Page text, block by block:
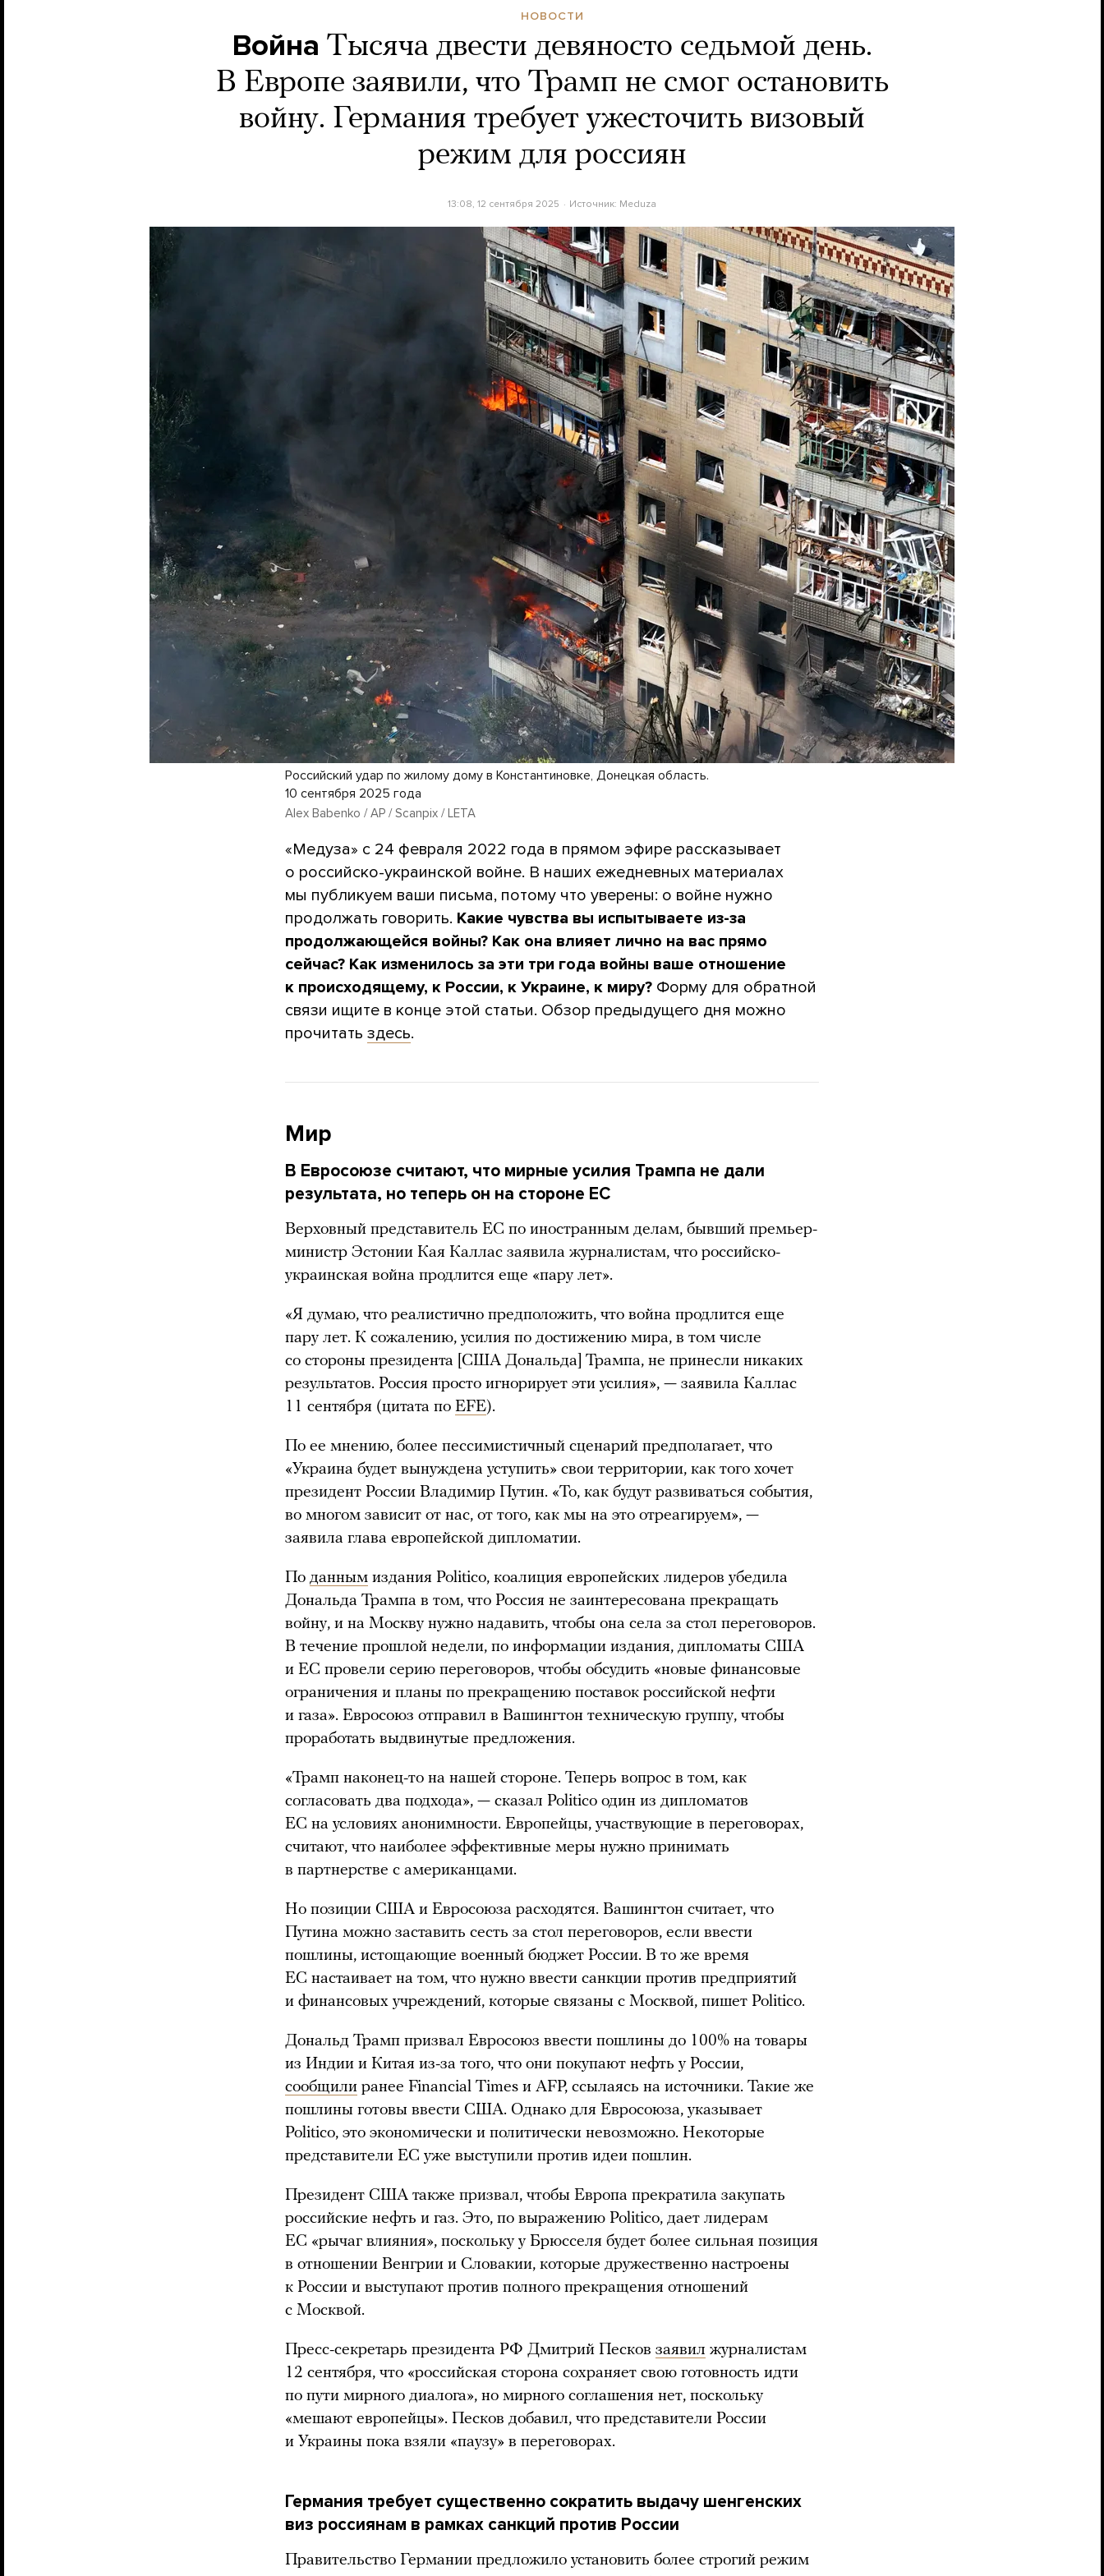
НОВОСТИ
Война Тысяча двести девяносто седьмой день.
В Европе заявили, что Трамп не смог остановить
войну. Германия требует ужесточить визовый
режим для россиян
13:08, 12 сентября 2025 Источник: Meduza
Российский удар по жилому дому в Константиновке, Донецкая область.
10 сентября 2025 года
Alex Babenko / AP / Scanpix / LETA
«Медуза» с 24 февраля 2022 года в прямом эфире рассказывает
о российско-украинской войне. В наших ежедневных материалах
мы публикуем ваши письма, потому что уверены: о войне нужно
продолжать говорить. Какие чувства вы испытываете из-за
продолжающейся войны? Как она влияет лично на вас прямо
сейчас? Как изменилось за эти три года войны ваше отношение
к происходящему, к России, к Украине, к миру? Форму для обратной
связи ищите в конце этой статьи. Обзор предыдущего дня можно
прочитать здесь.
Мир
В Евросоюзе считают, что мирные усилия Трампа не дали
результата, но теперь он на стороне ЕС
Верховный представитель ЕС по иностранным делам, бывший премьер-
министр Эстонии Кая Каллас заявила журналистам, что российско-
украинская война продлится еще «пару лет».
«Я думаю, что реалистично предположить, что война продлится еще
пару лет. К сожалению, усилия по достижению мира, в том числе
со стороны президента [США Дональда] Трампа, не принесли никаких
результатов. Россия просто игнорирует эти усилия», — заявила Каллас
11 сентября (цитата по EFE).
По ее мнению, более пессимистичный сценарий предполагает, что
«Украина будет вынуждена уступить» свои территории, как того хочет
президент России Владимир Путин. «То, как будут развиваться события,
во многом зависит от нас, от того, как мы на это отреагируем», —
заявила глава европейской дипломатии.
По данным издания Politico, коалиция европейских лидеров убедила
Дональда Трампа в том, что Россия не заинтересована прекращать
войну, и на Москву нужно надавить, чтобы она села за стол переговоров.
В течение прошлой недели, по информации издания, дипломаты США
и ЕС провели серию переговоров, чтобы обсудить «новые финансовые
ограничения и планы по прекращению поставок российской нефти
и газа». Евросоюз отправил в Вашингтон техническую группу, чтобы
проработать выдвинутые предложения.
«Трамп наконец-то на нашей стороне. Теперь вопрос в том, как
согласовать два подхода», — сказал Politico один из дипломатов
ЕС на условиях анонимности. Европейцы, участвующие в переговорах,
считают, что наиболее эффективные меры нужно принимать
в партнерстве с американцами.
Но позиции США и Евросоюза расходятся. Вашингтон считает, что
Путина можно заставить сесть за стол переговоров, если ввести
пошлины, истощающие военный бюджет России. В то же время
ЕС настаивает на том, что нужно ввести санкции против предприятий
и финансовых учреждений, которые связаны с Москвой, пишет Politico.
Дональд Трамп призвал Евросоюз ввести пошлины до 100% на товары
из Индии и Китая из-за того, что они покупают нефть у России,
сообщили ранее Financial Times и AFP, ссылаясь на источники. Такие же
пошлины готовы ввести США. Однако для Евросоюза, указывает
Politico, это экономически и политически невозможно. Некоторые
представители ЕС уже выступили против идеи пошлин.
Президент США также призвал, чтобы Европа прекратила закупать
российские нефть и газ. Это, по выражению Politico, дает лидерам
ЕС «рычаг влияния», поскольку у Брюсселя будет более сильная позиция
в отношении Венгрии и Словакии, которые дружественно настроены
к России и выступают против полного прекращения отношений
с Москвой.
Пресс-секретарь президента РФ Дмитрий Песков заявил журналистам
12 сентября, что «российская сторона сохраняет свою готовность идти
по пути мирного диалога», но мирного соглашения нет, поскольку
«мешают европейцы». Песков добавил, что представители России
и Украины пока взяли «паузу» в переговорах.
Германия требует существенно сократить выдачу шенгенских
виз россиянам в рамках санкций против России
Правительство Германии предложило установить более строгий режим